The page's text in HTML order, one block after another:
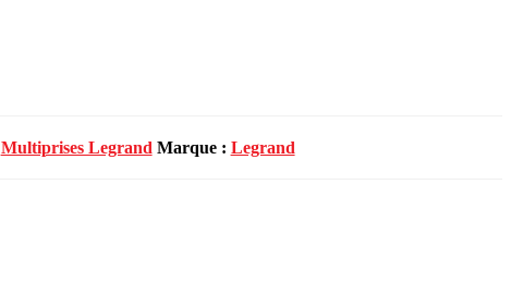
Multiprises Legrand Marque : Legrand